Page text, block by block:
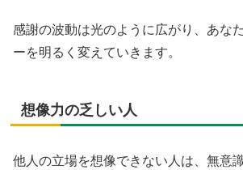
感謝の波動は光のように広がり、あな
ーを明るく変えていきます。
想像力の乏しい人
他人の立場を想像できない人は、無意